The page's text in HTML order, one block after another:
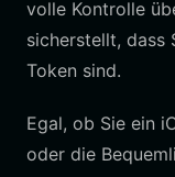
volle Kontrolle
sicherstellt, dass
Token sind.
Egal, ob Sie ein
oder die